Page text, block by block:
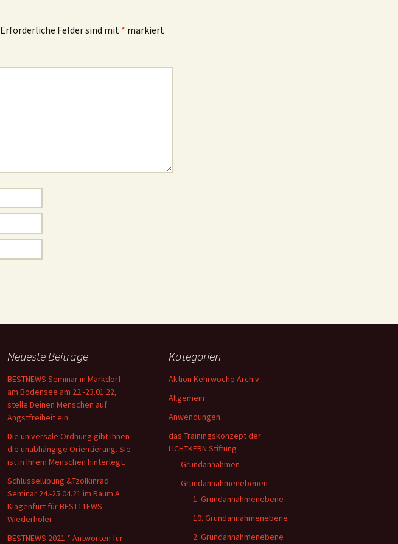
Erforderliche Felder sind mit * markiert
Neueste Beiträge
BESTNEWS Seminar in Markdorf
am Bodensee am 22.-23.01.22,
stelle Deinen Menschen auf
Angstfreiheit ein
Die universale Ordnung gibt ihnen
die unabhängige Orientierung. Sie
ist in Ihrem Menschen hinterlegt.
Schlüsselübung &Tzolkinrad
Seminar 24.-25.04.21 im Raum A
Klagenfurt für BEST11EWS
Wiederholer
BESTNEWS 2021 * Antworten für
Kategorien
Aktion Kehrwoche Archiv
Allgemein
Anwendungen
das Trainingskonzept der
LICHTKERN Stiftung
Grundannahmen
Grundannahmenebenen
1. Grundannahmenebene
10. Grundannahmenebene
2. Grundannahmenebene